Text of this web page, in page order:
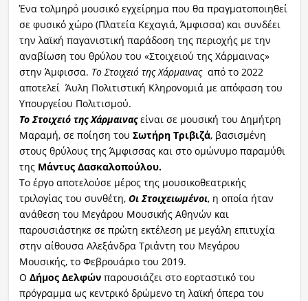
Ένα τολμηρό μουσικό εγχείρημα που θα πραγματοποιηθεί
σε φυσικό χώρο (Πλατεία Κεχαγιά, Άμφισσα) και συνδέει
την λαϊκή παγανιστική παράδοση της περιοχής με την
αναβίωση του θρύλου του «Στοιχειού της Χάρμαινας»
στην Άμφισσα. Το Στοιχειό της Χάρµαιναςαπό το 2022
αποτελεί Άυλη Πολιτιστική Κληρονομιά με απόφαση του
Υπουργείου Πολιτισμού.
Το Στοιχειό της Χάρµαιναςείναι σε μουσική του Δημήτρη
Μαραμή, σε ποίηση του Σωτήρη Τριβιζά, βασισμένη
στους θρύλους της Άµφισσας και στο ομώνυμο παραμύθι
της Μάντυς Δασκαλοπούλου.
Το έργο αποτελούσε μέρος της μουσικοθεατρικής
τριλογίας του συνθέτη, Οι Στοιχειωμένοι, η οποία ήταν
ανάθεση του Μεγάρου Μουσικής Αθηνών και
παρουσιάστηκε σε πρώτη εκτέλεση με μεγάλη επιτυχία
στην αίθουσα Αλεξάνδρα Τριάντη του Μεγάρου
Μουσικής, το Φεβρουάριο του 2019.
Ο Δήμος Δελφώνπαρουσιάζει στο εορταστικό του
πρόγραμμα ως κεντρικό δρώμενο τη λαϊκή όπερα του